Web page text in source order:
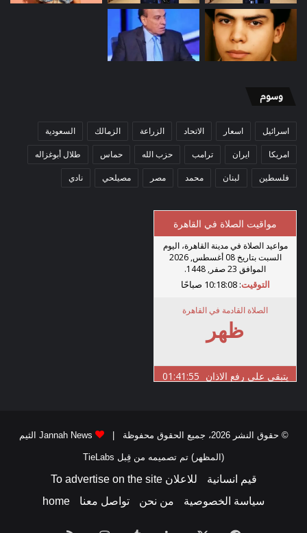
وسوم
اسرائيل اسعار الاتحاد الزراعة الزمالك السعودية
امريكا ايران ترامب حزب الله حماس طلال أبوغزاله
فلسطين لبنان محمد مصر مصيلحي نادي
© حقوق النشر 2026، جميع الحقوق محفوظة | Jannah News الثيم
(المظهر) تم تصميمه من قِبل TieLabs
قيم انسانية
للاعلان To advertise on the site
سياسة الخصوصية
من نحن تواصل معنا home